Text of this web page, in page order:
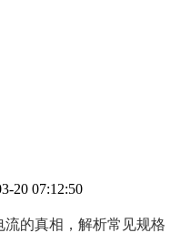
20 07:12:50
的真相，解析常见规格